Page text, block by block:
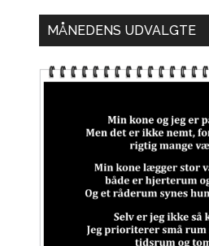
MÅNEDENS UDVALGTE